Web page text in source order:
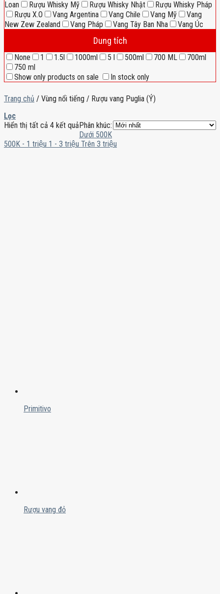
Loan Rượu Whisky Mỹ Rượu Whisky Nhật
Rượu Whisky Pháp
Rượu X.O
Vang Argentina Vang Chile Vang Mỹ
Vang
New Zew Zealand
Vang Pháp Vang Tây Ban Nha Vang Úc
Dung tích
None 1 1.5l 1000ml 5 l 500ml 700 ML
700ml
750 ml
Show only products on sale
In stock only
Trang chủ / Vùng nổi tiếng / Rượu vang Puglia (Ý)
Lọc
Hiển thị tất cả 4 kết quảPhân khúc:
Dưới 500K
500K - 1 triệu 1 - 3 triệu Trên 3 triệu
Primitivo
Rượu vang đỏ